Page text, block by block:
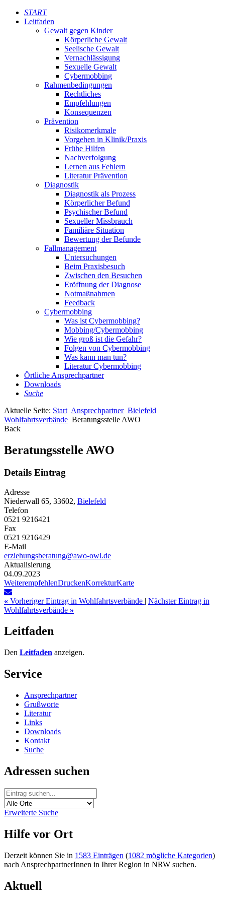
START
Leitfaden
Gewalt gegen Kinder
Körperliche Gewalt
Seelische Gewalt
Vernachlässigung
Sexuelle Gewalt
Cybermobbing
Rahmenbedingungen
Rechtliches
Empfehlungen
Konsequenzen
Prävention
Risikomerkmale
Vorgehen in Klinik/Praxis
Frühe Hilfen
Nachverfolgung
Lernen aus Fehlern
Literatur Prävention
Diagnostik
Diagnostik als Prozess
Körperlicher Befund
Psychischer Befund
Sexueller Missbrauch
Familiäre Situation
Bewertung der Befunde
Fallmanagement
Untersuchungen
Beim Praxisbesuch
Zwischen den Besuchen
Eröffnung der Diagnose
Notmaßnahmen
Feedback
Cybermobbing
Was ist Cybermobbing?
Mobbing/Cybermobbing
Wie groß ist die Gefahr?
Folgen von Cybermobbing
Was kann man tun?
Literatur Cybermobbing
Örtliche Ansprechpartner
Downloads
Suche
Aktuelle Seite: Start Ansprechpartner Bielefeld
Wohlfahrtsverbände Beratungsstelle AWO
Back
Beratungsstelle AWO
Details Eintrag
Adresse
Niederwall 65, 33602, Bielefeld
Telefon
0521 9216421
Fax
0521 9216429
E-Mail
erziehungsberatung@awo-owl.de
Aktualisierung
04.09.2023
WeiterempfehlenDruckenKorrekturKarte
« Vorheriger Eintrag in Wohlfahrtsverbände | Nächster Eintrag in
Wohlfahrtsverbände »
Leitfaden
Den Leitfaden anzeigen.
Service
Ansprechpartner
Grußworte
Literatur
Links
Downloads
Kontakt
Suche
Adressen suchen
Erweiterte Suche
Hilfe vor Ort
Derzeit können Sie in 1583 Einträgen (1082 mögliche Kategorien)
nach AnsprechpartnerInnen in Ihrer Region in NRW suchen.
Aktuell